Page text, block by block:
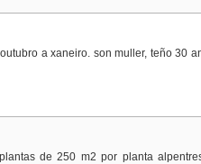
a xaneiro. son muller, teño 30
de 250 m2 por planta